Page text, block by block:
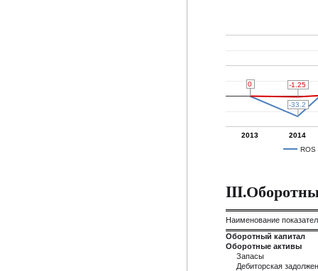
ROS
2013 2014
0
0
-33.2
-33.2
0
0 -1.25
-1.25
Наименование
Оборотный капитал
Оборотные активы
Запасы
Дебиторская